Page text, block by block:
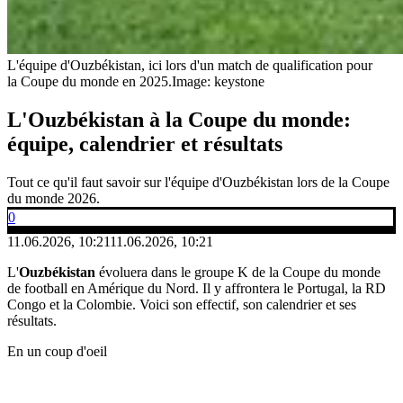
L'équipe d'Ouzbékistan, ici lors d'un match de qualification pour
la Coupe du monde en 2025.Image: keystone
L'Ouzbékistan à la Coupe du monde:
équipe, calendrier et résultats
Tout ce qu'il faut savoir sur l'équipe d'Ouzbékistan lors de la Coupe
du monde 2026.
0
11.06.2026, 10:2111.06.2026, 10:21
L'Ouzbékistan évoluera dans le groupe K de la Coupe du monde
de football en Amérique du Nord. Il y affrontera le Portugal, la RD
Congo et la Colombie. Voici son effectif, son calendrier et ses
résultats.
En un coup d'oeil